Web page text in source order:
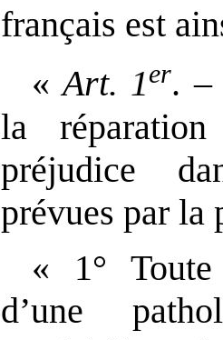
français est
«Art. 1er. –
la
préjudice
prévues par la
« 1° Toute
d’une